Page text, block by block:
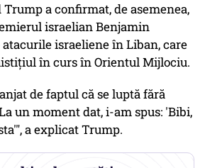
a confirmat, de asemenea,
israelian Benjamin
israeliene în Liban, care
în curs în Orientul Mijlociu.
de faptul că se luptă fără
un moment dat, i-am spus: 'Bibi,
a explicat Trump.